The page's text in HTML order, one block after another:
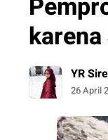
YR
26 April